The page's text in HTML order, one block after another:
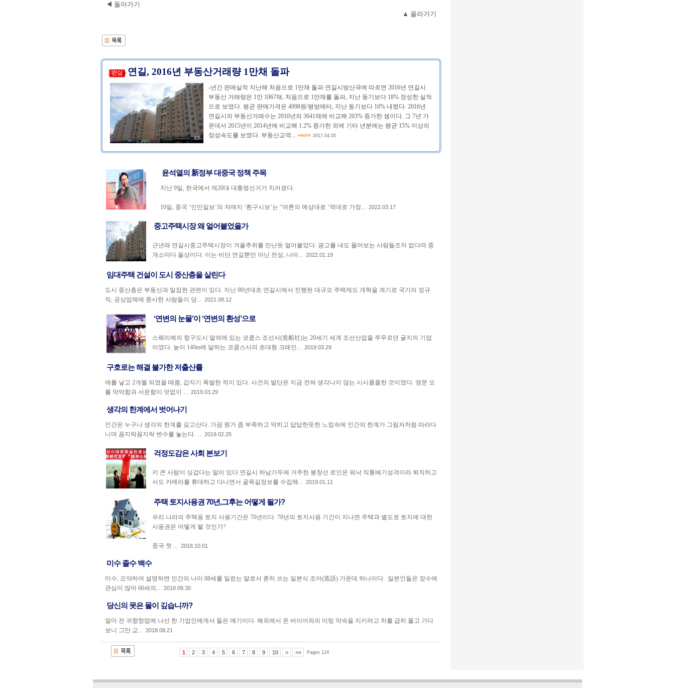
◀ 돌아가기
▲ 올라가기
연길, 2016년 부동산거래량 1만채 돌파
-년간 판매실적 지난해 처음으로 1만채 돌파 연길시방산국에 따르면 2016년 연길시
부동산 거래량은 1만 1067채, 처음으로 1만채를 돌파, 지난 동기보다 18% 장성한 실적
으로 보였다. 평균 판매가격은 4998원/평방메터, 지난 동기보다 10% 내렸다. 2016년
연길시의 부동산거래수는 2010년의 3641채에 비교해 203% 증가한 셈이다. 그 7년 가
운데서 2015년이 2014년에 비교해 1.2% 증가한 외에 기타 년분에는 평균 15% 이상의
장성속도를 보였다. 부동산교역...
2017.04.05
윤석열의 新정부 대중국 정책 주목
지난 9일, 한국에서 제20대 대통령선거가 치러졌다.
10일, 중국 ‘인민일보’의 자매지 ‘환구시보’는 “여론의 예상대로 ‘역대로 가장... 2022.03.17
중고주택시장 왜 얼어붙었을가
근년래 연길시중고주택시장이 겨울추위를 만난듯 얼어붙었다. 광고를 내도 물어보는 사람들조차 없다며 중
개소마다 울상이다. 이는 비단 연길뿐만 아닌 전성, 나아... 2022.01.19
임대주택 건설이 도시 중산층을 살린다
도시 중산층은 부동산과 밀접한 관련이 있다. 지난 90년대초 연길시에서 진행된 대규모 주택제도 개혁을 계기로 국가의 정규
직, 공상업체에 종사한 사람들이 당... 2021.08.12
‘연변의 눈물’이 ‘연변​의 환성’으로
스웨리예의 항구도시 말뫼에 있는 코쿰스 조선사(造船社)는 20세기 세계 조선산업을 주무르던 굴지의 기업
이였다. 높이 140m에 달하는 코쿰스사의 초대형 크레인... 2019.03.29
구호로는 해결 불가한 저출산률
애를 낳고 2개월 되였을 때쯤, 갑자기 폭발한 적이 있다. 사건의 발단은 지금 전혀 생각나지 않는 시시콜콜한 것이였다. 영문 모
를 막막함과 서운함이 덧없이 ... 2019.03.29
생각의 한계에서 벗어나기
인간은 누구나 생각의 한계를 갖고산다. 가끔 뭔가 좀 부족하고 막히고 답답한듯한 느낌속에 인간의 한계가 그림자처럼 따라다
니며 꼼지락꼼지락 변수를 놓는다. ... 2019.02.25
걱정도감은 사회 본보기
키 큰 사람이 싱겁다는 말이 있다.연길시 하남가두에 거주한 봉창선 로인은 워낙 직통배기성격이라 퇴직하고
서도 카메라를 휴대하고 다니면서 골목길정보를 수집해... 2019.01.11
주택 토지사용권 70년,그후는 어떻게 될가?
우리 나라의 주택용 토지 사용기간은 70년이다. 70년의 토지사용 기간이 지나면 주택과 별도로 토지에 대한
사용권은 어떻게 될 것인가?
중국 첫 ... 2018.10.01
미수 졸수 백수
미수, 요약하여 설명하면 인간의 나이 88세를 일컫는 말로서 흔히 쓰는 일본식 조어(造語) 가운데 하나이다. 일본인들은 장수에
관심이 많아 66세의... 2018.08.30
당신의 못은 물이 깊습니까?
얼마 전 귀향창업에 나선 한 기업인에게서 들은 얘기이다. 해외에서 온 바이어와의 미팅 약속을 지키려고 차를 급히 몰고 가다
보니 그만 교... 2018.08.21
1 2 3 4 5 6 7 8 9 10 > >> Pages 124